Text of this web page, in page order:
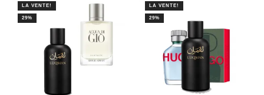
LA VENTE!
29%
LA VENTE!
29%